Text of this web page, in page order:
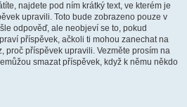
najdete pod ním krátký text, ve kterém je
upravili. Toto bude zobrazeno pouze v
odpověď, ale neobjeví se to, pokud
příspěvek, ačkoli ti mohou zanechat na
proč příspěvek upravili. Vezměte prosím na
smazat příspěvek, když k němu někdo